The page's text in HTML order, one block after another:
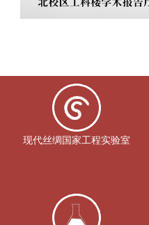
现代丝绸国家工程实验室